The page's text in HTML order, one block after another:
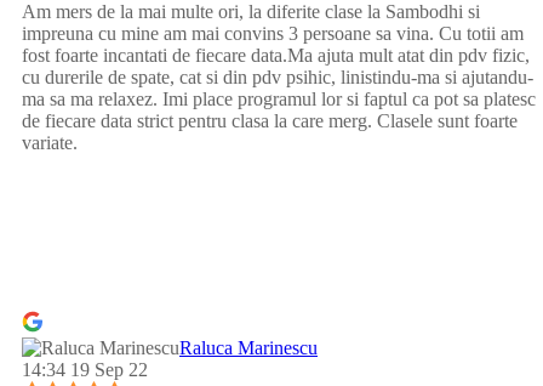
Am mers de la mai multe ori, la diferite clase la Sambodhi si
impreuna cu mine am mai convins 3 persoane sa vina. Cu totii am
fost foarte incantati de fiecare data.Ma ajuta mult atat din pdv fizic,
cu durerile de spate, cat si din pdv psihic, linistindu-ma si ajutandu-
ma sa ma relaxez. Imi place programul lor si faptul ca pot sa platesc
de fiecare data strict pentru clasa la care merg. Clasele sunt foarte
variate.
Raluca Marinescu
14:34 19 Sep 22